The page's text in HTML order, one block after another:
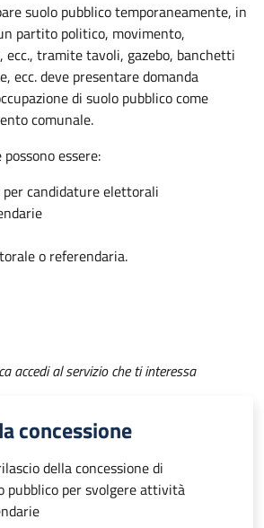
suolo pubblico temporaneamente, in
partito politico, movimento,
ecc., tramite tavoli, gazebo, banchetti
ecc. deve presentare domanda
di suolo pubblico come
comunale.
essere:
candidature elettorali
o referendaria.
accedi al servizio che ti interessa
concessione
della concessione di
pubblico per svolgere attività